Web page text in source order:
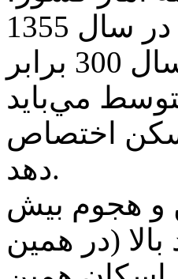
تهران 1356) بنابرگزارش اكونوميست لندن، در سال 1355
ميزان اجاره‌بهاي خانه‌هاي تهران در عرض 5 سال 300 برابر
طبقه متوسط مي‌بايد
مسكن اختصاص
دهد.
و هجوم بيش
بالا (در همين